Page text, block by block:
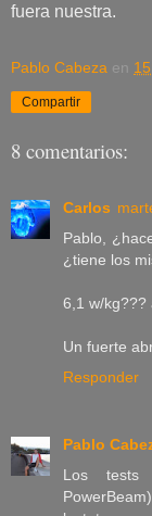
fuera nuestra.
Pablo Cabeza en
Compartir
8 comentarios:
Carlos
Pablo,
¿tiene los
6,1 w/kg???
Un fuerte
Responder
Pablo
Los tests